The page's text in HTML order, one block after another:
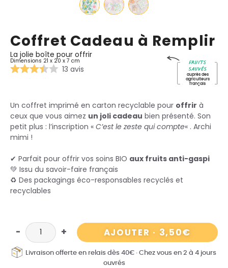
Coffret Cadeau à Remplir
La jolie boîte pour offrir
Dimensions 21 x 20 x 7 cm Fruits
sauvés
auprès des
agriculteurs
français
13 avis
Un coffret imprimé en carton recyclable pour offrir à
ceux que vous aimez un joli cadeau bien présenté. Son
petit plus : l’inscription « C’est le zeste qui compte« . Archi
mimi !
✔ Parfait pour offrir vos soins BIO aux fruits anti-gaspi
💚 Issu du savoir-faire français
♻ Des packagings éco-responsables recyclés et
recyclables
AJOUTER · 3,50€
Livraison offerte en relais dès 40€·Chez vous en 2 à 4 jours
ouvrés